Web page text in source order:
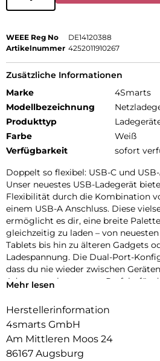
WEEE Reg No
DE14120388
Artikelnummer 4252011910267
Zusätzliche Informationen
Marke
4Smarts
Modellbezeichnung
Produkttyp
Farbe
Weiß
Verfügbarkeit
sofort
Doppelt so flexibel: USB-C und
Unser neuestes USB-Ladegerät
Flexibilität durch die Kombination
einem USB-A Anschluss. Diese
ermöglicht es dir, eine breite
gleichzeitig zu laden – von
Tablets bis hin zu älteren Gadgets
Ladespannung. Die Dual-Port-
dass du nie wieder zwischen
Adapter suchen musst. Perfekt für
Steigere deine Produktivität und
einzugehen.
Modernes Design trifft modernen
Mehr lesen
Herstellerinformation
4smarts GmbH
Am Mittleren Moos 24
86167 Augsburg